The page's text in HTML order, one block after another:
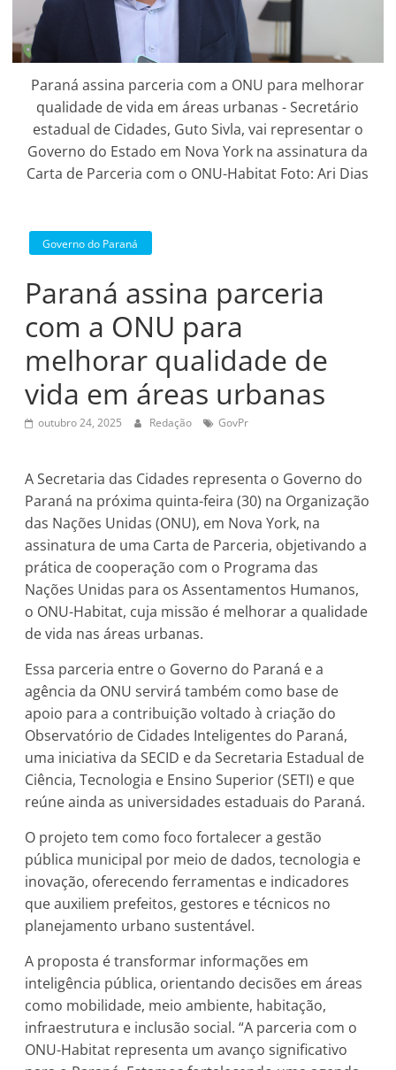
Paraná assina parceria com a ONU para melhorar
qualidade de vida em áreas urbanas - Secretário
estadual de Cidades, Guto Sivla, vai representar o
Governo do Estado em Nova York na assinatura da
Carta de Parceria com o ONU-Habitat Foto: Ari Dias
Governo do Paraná
Paraná assina parceria
com a ONU para
melhorar qualidade de
vida em áreas urbanas
outubro 24, 2025 Redação GovPr
A Secretaria das Cidades representa o Governo do
Paraná na próxima quinta-feira (30) na Organização
das Nações Unidas (ONU), em Nova York, na
assinatura de uma Carta de Parceria, objetivando a
prática de cooperação com o Programa das
Nações Unidas para os Assentamentos Humanos,
o ONU-Habitat, cuja missão é melhorar a qualidade
de vida nas áreas urbanas.
Essa parceria entre o Governo do Paraná e a
agência da ONU servirá também como base de
apoio para a contribuição voltado à criação do
Observatório de Cidades Inteligentes do Paraná,
uma iniciativa da SECID e da Secretaria Estadual de
Ciência, Tecnologia e Ensino Superior (SETI) e que
reúne ainda as universidades estaduais do Paraná.
O projeto tem como foco fortalecer a gestão
pública municipal por meio de dados, tecnologia e
inovação, oferecendo ferramentas e indicadores
que auxiliem prefeitos, gestores e técnicos no
planejamento urbano sustentável.
A proposta é transformar informações em
inteligência pública, orientando decisões em áreas
como mobilidade, meio ambiente, habitação,
infraestrutura e inclusão social. “A parceria com o
ONU-Habitat representa um avanço significativo